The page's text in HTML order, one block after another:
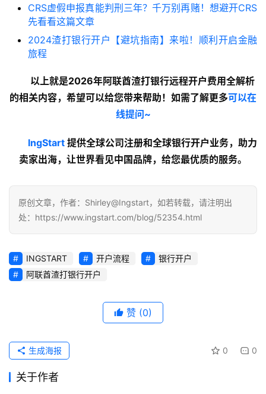
CRS虚假申报真能判刑三年？千万别再赌！想避开CRS
先看看这篇文章
2024渣打银行开户【避坑指南】来啦！顺利开启金融
旅程
以上就是2026年阿联酋渣打银行远程开户费用全解析
的相关内容，希望可以给您带来帮助！如需了解更多可以在
线提问~
lngStart 提供全球公司注册和全球银行开户业务，助力
卖家出海，让世界看见中国品牌，给您最优质的服务。
原创文章，作者：Shirley@Ingstart，如若转载，请注明出
处：https://www.ingstart.com/blog/52354.html
INGSTART 开户流程
银行开户
阿联酋渣打银行开户
赞 (0)
0 0
生成海报
关于作者